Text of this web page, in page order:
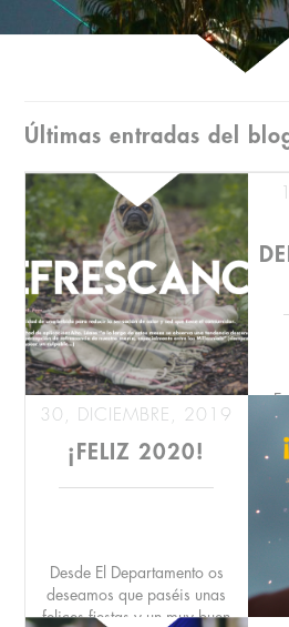
Últimas entradas del
30, DICIEMBRE, 2019
¡FELIZ 2020!
Desde El Departamento os
deseamos que paséis unas
felices fiestas y un muy buen